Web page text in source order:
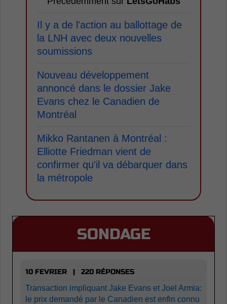
Il y a de l'action au ballottage de
la LNH avec deux nouvelles
soumissions
Nouveau développement
annoncé dans le dossier Jake
Evans chez le Canadien de
Montréal
Mikko Rantanen à Montréal :
Elliotte Friedman vient de
confirmer qu'il va débarquer dans
la métropole
SONDAGE
10 FEVRIER | 220 RÉPONSES
Transaction impliquant Jake Evans et Joel Armia:
le prix demandé par le Canadien est enfin connu